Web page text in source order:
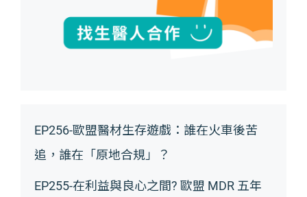
EP256-歐盟醫材生存遊戲：誰在火車後苦
追，誰在「原地合規」？
EP255-在利益與良心之間? 歐盟 MDR 五年